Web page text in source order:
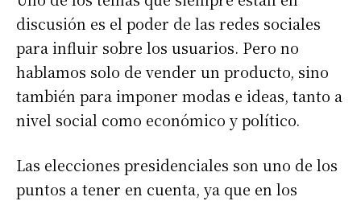
discusión es el poder de las redes sociales
para influir sobre los usuarios. Pero no
hablamos solo de vender un producto, sino
también para imponer modas e ideas, tanto a
nivel social como económico y político.
Las elecciones presidenciales son uno de los
puntos a tener en cuenta, ya que en los